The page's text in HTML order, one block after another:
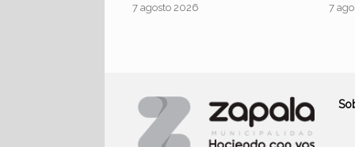
7 agosto 2026 7